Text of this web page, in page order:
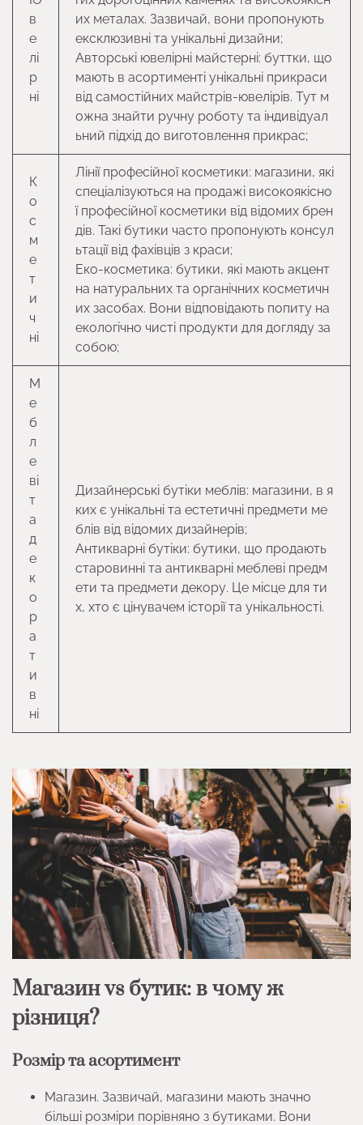
в
е
лі
р
ні
их металах. Зазвичай, вони пропонують
ексклюзивні та унікальні дизайни;
Авторські ювелірні майстерні: буттки, що
мають в асортименті унікальні прикраси
від самостійних майстрів-ювелірів. Тут м
ожна знайти ручну роботу та індивідуал
ьний підхід до виготовлення прикрас;
К
о
с
м
е
т
и
ч
ні
Лінії професійної косметики: магазини, які
спеціалізуються на продажі високоякісно
ї професійної косметики від відомих брен
дів. Такі бутики часто пропонують консул
ьтації від фахівців з краси;
Еко-косметика: бутики, які мають акцент
на натуральних та органічних косметичн
их засобах. Вони відповідають попиту на
екологічно чисті продукти для догляду за
собою;
М
е
б
л
е
ві
т
а
д
е
к
о
р
а
т
и
в
ні
Дизайнерські бутіки меблів: магазини, в я
ких є унікальні та естетичні предмети ме
блів від відомих дизайнерів;
Антикварні бутіки: бутики, що продають
старовинні та антикварні меблеві предм
ети та предмети декору. Це місце для ти
х, хто є цінувачем історії та унікальності.
Магазин vs бутик: в чому ж
різниця?
Розмір та асортимент
Магазин. Зазвичай, магазини мають значно
більші розміри порівняно з бутиками. Вони